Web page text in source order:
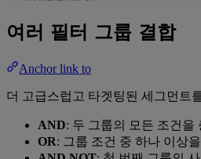
여러 필터 그룹 결합
Anchor link to
더 고급스럽고 타겟팅된 세그먼트
AND: 두 그룹의 모든 조건을
OR: 그룹 조건 중 하나 이상